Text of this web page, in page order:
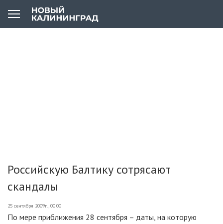
Российскую Балтику сотрясают
скандалы
25 сентября 2009г., 00:00
По мере приближения 28 сентября – даты, на которую